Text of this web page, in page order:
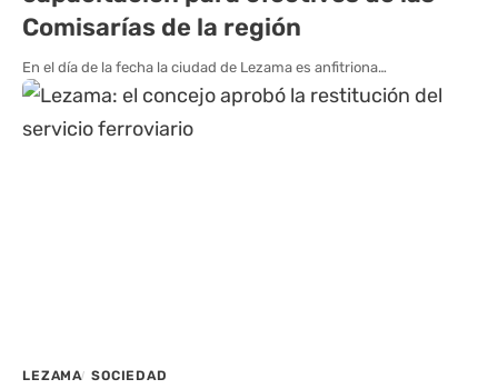
Comisarías de la región
En el día de la fecha la ciudad de Lezama es anfitriona…
LEZAMA SOCIEDAD